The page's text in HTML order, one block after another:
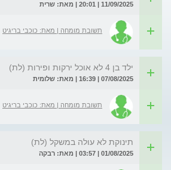
11/09/2025 | 20:01 | מאת: שרית
תשובת מומחה | מאת: כוכבי בריגיט
ילד בן 4 לא אוכל ירקות ופירות (לת)
07/08/2025 | 16:39 | מאת: שלומית
תשובת מומחה | מאת: כוכבי בריגיט
תינוקת לא עולה במשקל (לת)
01/08/2025 | 03:57 | מאת: רבקה